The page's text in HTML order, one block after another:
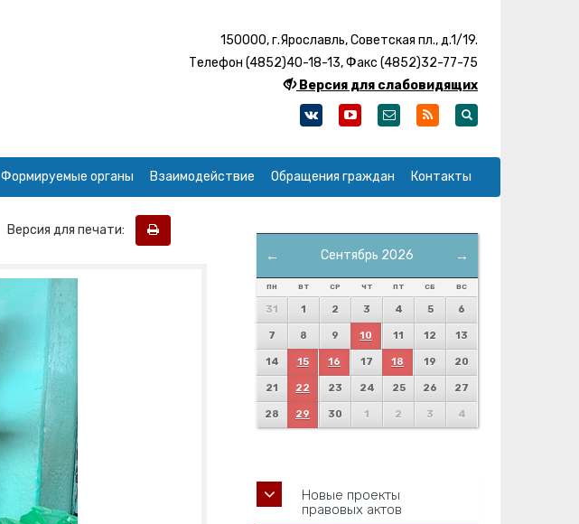
150000, г.Ярославль, Советская пл., д.1/19.
Телефон (4852)40-18-13, Факс (4852)32-77-75
Версия для слабовидящих
Формируемые органы Взаимодействие Обращения граждан Контакты
Версия для печати:
← →
Сентябрь 2026
ПН ВТ СР ЧТ ПТ СБ ВС
31 1 2 3 4 5 6
7 8 9 10 11 12 13
14 15 16 17 18 19 20
21 22 23 24 25 26 27
28 29 30 1 2 3 4
Новые проекты
правовых актов